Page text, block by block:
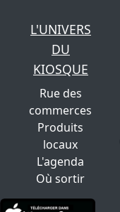
L'UNIVERS
DU
KIOSQUE
Rue des
commerces
Produits
locaux
L'agenda
Où sortir